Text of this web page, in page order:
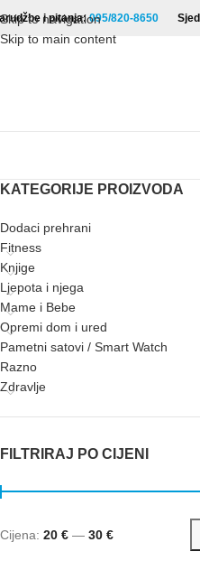
Skip to navigation
Skip to main content
i pitanja:095/820-8650
KATEGORIJE PROIZVODA
Dodaci prehrani
Fitness
Knjige
Ljepota i njega
Mame i Bebe
Opremi dom i ured
Pametni satovi / Smart Watch
Razno
Zdravlje
FILTRIRAJ PO CIJENI
Cijena: 20 € — 30 €